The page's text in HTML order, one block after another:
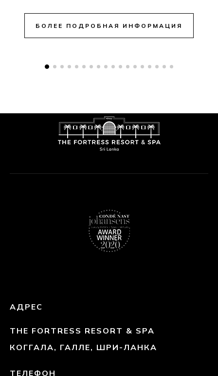
БОЛЕЕ ПОДРОБНАЯ ИНФОРМАЦИЯ
АДРЕС
THE FORTRESS RESORT & SPA
КОГГАЛА, ГАЛЛЕ, ШРИ-ЛАНКА
ТЕЛЕФОН